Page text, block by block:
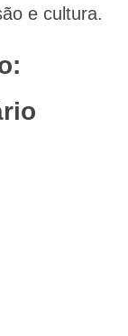
e cultura.